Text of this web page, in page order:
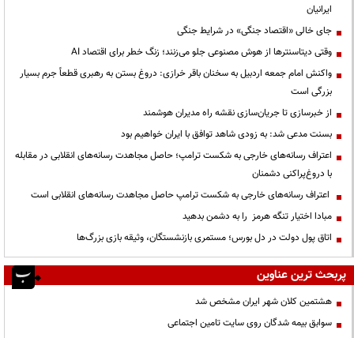
ایرانیان
جای خالی «اقتصاد جنگی» در شرایط جنگی
وقتی دیتاسنترها از هوش مصنوعی جلو می‌زنند؛ زنگ خطر برای اقتصاد AI
واکنش امام جمعه اردبیل به سخنان باقر خرازی: دروغ بستن به رهبری قطعاً جرم بسیار
بزرگی است
از خبرسازی تا جریان‌سازی نقشه راه مدیران هوشمند
بسنت مدعی شد: به زودی شاهد توافق با ایران خواهیم بود
اعتراف رسانه‌های خارجی به شکست ترامپ؛ حاصل مجاهدت رسانه‌های انقلابی در مقابله
با دروغ‌پراکنی دشمنان
اعتراف رسانه‌های خارجی به شکست ترامپ حاصل مجاهدت رسانه‌های انقلابی است
مبادا اختیار تنگه هرمز را به دشمن بدهید
اتاق پول دولت در دل بورس؛ مستمری بازنشستگان، وثیقه بازی بزرگ‌ها
پربحث ترین عناوین
هشتمین کلان شهر ایران مشخص شد
سوابق بیمه شدگان روی سایت تامین اجتماعی